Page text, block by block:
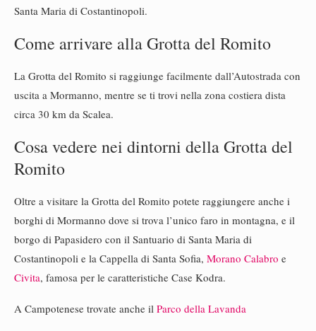
Santa Maria di Costantinopoli.
Come arrivare alla Grotta del Romito
La Grotta del Romito si raggiunge facilmente dall’Autostrada con
uscita a Mormanno, mentre se ti trovi nella zona costiera dista
circa 30 km da Scalea.
Cosa vedere nei dintorni della Grotta del
Romito
Oltre a visitare la Grotta del Romito potete raggiungere anche i
borghi di Mormanno dove si trova l’unico faro in montagna, e il
borgo di Papasidero con il Santuario di Santa Maria di
Costantinopoli e la Cappella di Santa Sofia, Morano Calabro e
Civita, famosa per le caratteristiche Case Kodra.
A Campotenese trovate anche il Parco della Lavanda